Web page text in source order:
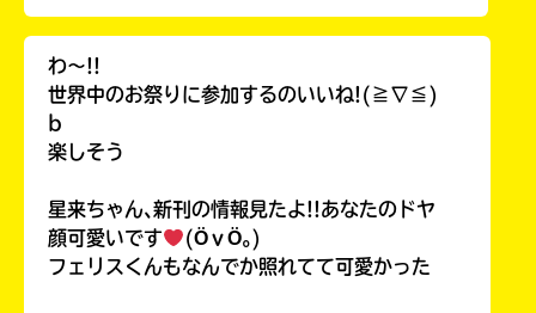
わ〜!!
世界中のお祭りに参加するのいいね!(≧∇≦)
b
楽しそう
星来ちゃん､新刊の情報見たよ!!あなたのドヤ
顔可愛いです
(ӦｖӦ｡)
フェリスくんもなんでか照れてて可愛かった